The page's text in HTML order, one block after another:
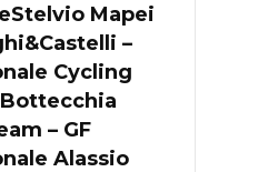
Mapei
–
Cycling
– GF
Alassio